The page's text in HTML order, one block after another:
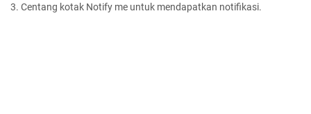
3. Centang kotak Notify me untuk mendapatkan notifikasi.